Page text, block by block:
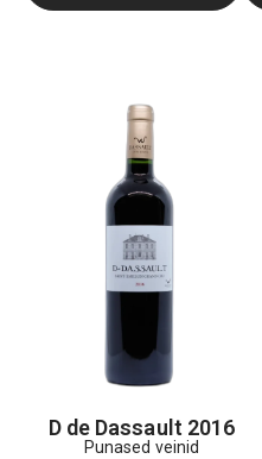
D de Dassault 2016
Punased veinid